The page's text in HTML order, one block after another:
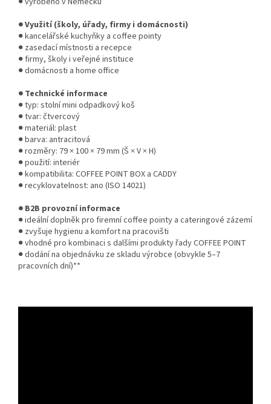
● Využití (školy, úřady, firmy i domácnosti)
● kancelářské kuchyňky a coffee pointy
● zasedací místnosti a recepce
● firmy, školy i veřejné instituce
● domácnosti a home office
● Technické informace
● typ: stolní mini odpadkový koš
● tvar: čtvercový
● materiál: plast
● barva: antracitová
● rozměry: 79 × 100 × 79 mm (Š × V × H)
● použití: interiér
● kompatibilita: COFFEE POINT BOX a CADDY
● recyklovatelnost: ano (ISO 14021)
● B2B provozní informace
● ideální doplněk pro firemní coffee pointy a cateringové zázemí
● zvyšuje hygienu a komfort na pracovišti
● vhodné pro kombinaci s dalšími produkty řady COFFEE POINT
● dodání na objednávku ze skladu výrobce (obvykle 5–7
pracovních dní)**